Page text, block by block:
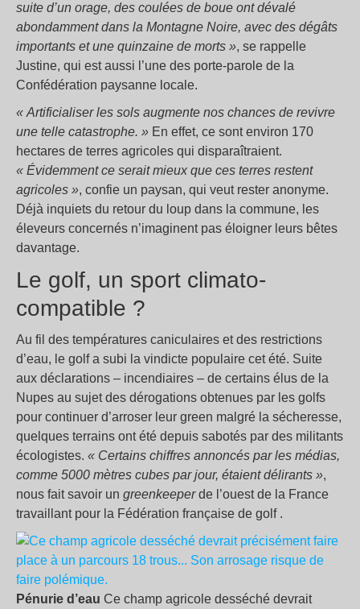
suite d’un orage, des coulées de boue ont dévalé
abondamment dans la Montagne Noire, avec des dégâts
importants et une quinzaine de morts », se rappelle
Justine, qui est aussi l’une des porte-parole de la
Confédération paysanne locale.
« Artificialiser les sols augmente nos chances de revivre
une telle catastrophe. » En effet, ce sont environ 170
hectares de terres agricoles qui disparaîtraient.
« Évidemment ce serait mieux que ces terres restent
agricoles », confie un paysan, qui veut rester anonyme.
Déjà inquiets du retour du loup dans la commune, les
éleveurs concernés n’imaginent pas éloigner leurs bêtes
davantage.
Le golf, un sport climato-
compatible ?
Au fil des températures caniculaires et des restrictions
d’eau, le golf a subi la vindicte populaire cet été. Suite
aux déclarations – incendiaires – de certains élus de la
Nupes au sujet des dérogations obtenues par les golfs
pour continuer d’arroser leur green malgré la sécheresse,
quelques terrains ont été depuis sabotés par des militants
écologistes. « Certains chiffres annoncés par les médias,
comme 5000 mètres cubes par jour, étaient délirants »,
nous fait savoir un greenkeeperde l’ouest de la France
travaillant pour la Fédération française de golf .
Pénurie d’eau Ce champ agricole desséché devrait